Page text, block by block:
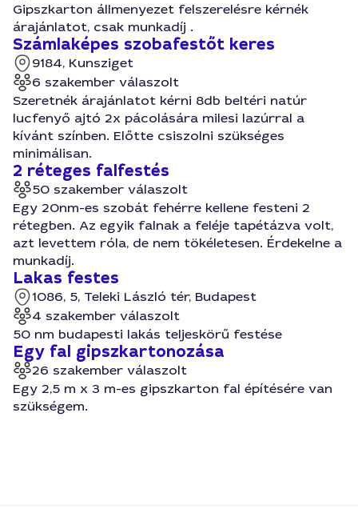
Gipszkarton állmenyezet felszerelésre kérnék
árajánlatot, csak munkadíj .
Számlaképes szobafestőt keres
9184, Kunsziget
6 szakember válaszolt
Szeretnék árajánlatot kérni 8db beltéri natúr
lucfenyő ajtó 2x pácolására milesi lazúrral a
kívánt színben. Előtte csiszolni szükséges
minimálisan.
2 réteges falfestés
50 szakember válaszolt
Egy 20nm-es szobát fehérre kellene festeni 2
rétegben. Az egyik falnak a feléje tapétázva volt,
azt levettem róla, de nem tökéletesen. Érdekelne a
munkadíj.
Lakas festes
1086, 5, Teleki László tér, Budapest
4 szakember válaszolt
50 nm budapesti lakás teljeskörű festése
Egy fal gipszkartonozása
26 szakember válaszolt
Egy 2,5 m x 3 m-es gipszkarton fal építésére van
szükségem.